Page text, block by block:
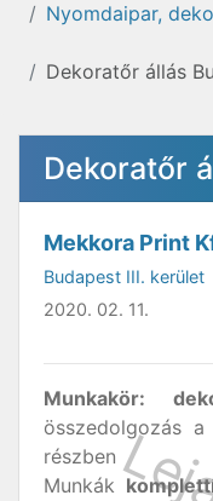
Nyomdaipar,
Dekoratőr állás
Dekoratőr
Mekkora Print
Budapest III. kerület
2020. 02. 11.
Munkakör:
összedolgozás
részben
Munkák